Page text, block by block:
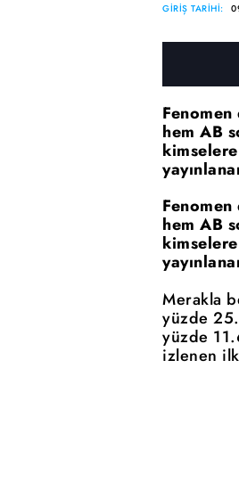
GİRİŞ TARİHİ:
hem AB
hem AB
Merakla
yüzde
yüzde
izlenen